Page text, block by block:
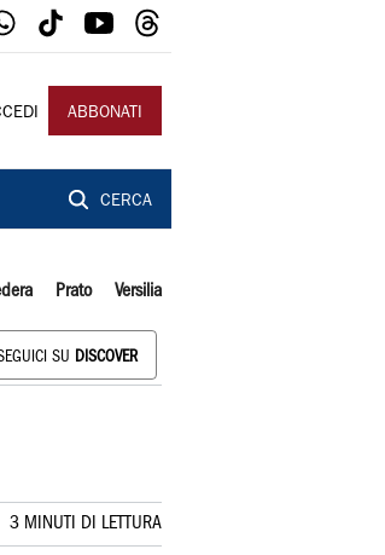
ABBONATI
CERCA
Prato Versilia
SU DISCOVER
3 MINUTI DI LETTURA